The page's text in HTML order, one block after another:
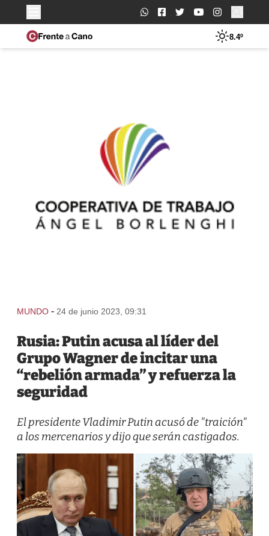
Buscar:
8.4º
MUNDO - 24 de junio 2023, 09:31
Rusia: Putin acusa al líder del
Grupo Wagner de incitar una
“rebelión armada” y refuerza la
seguridad
El presidente Vladimir Putin acusó de "traición"
a los mercenarios y dijo que serán castigados.